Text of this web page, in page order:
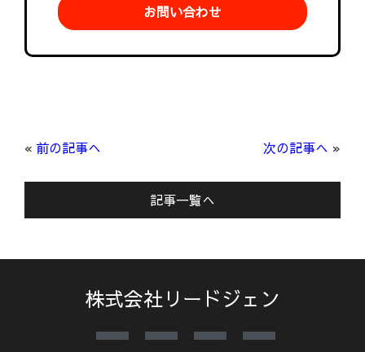
お問い合わせ
« 前の記事へ 次の記事へ »
記事一覧へ
株式会社リードジェン